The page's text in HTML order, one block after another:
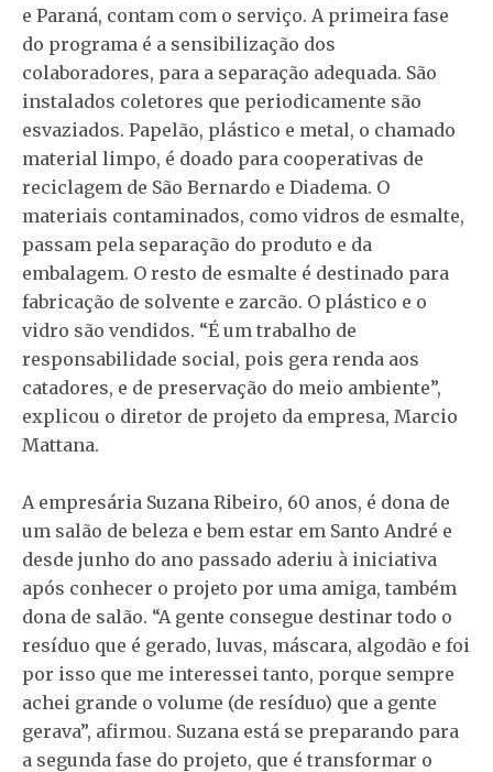
e Paraná, contam com o serviço. A primeira fase
do programa é a sensibilização dos
colaboradores, para a separação adequada. São
instalados coletores que periodicamente são
esvaziados. Papelão, plástico e metal, o chamado
material limpo, é doado para cooperativas de
reciclagem de São Bernardo e Diadema. O
materiais contaminados, como vidros de esmalte,
passam pela separação do produto e da
embalagem. O resto de esmalte é destinado para
fabricação de solvente e zarcão. O plástico e o
vidro são vendidos. “É um trabalho de
responsabilidade social, pois gera renda aos
catadores, e de preservação do meio ambiente”,
explicou o diretor de projeto da empresa, Marcio
Mattana.
A empresária Suzana Ribeiro, 60 anos, é dona de
um salão de beleza e bem estar em Santo André e
desde junho do ano passado aderiu à iniciativa
após conhecer o projeto por uma amiga, também
dona de salão. “A gente consegue destinar todo o
resíduo que é gerado, luvas, máscara, algodão e foi
por isso que me interessei tanto, porque sempre
achei grande o volume (de resíduo) que a gente
gerava”, afirmou. Suzana está se preparando para
a segunda fase do projeto, que é transformar o